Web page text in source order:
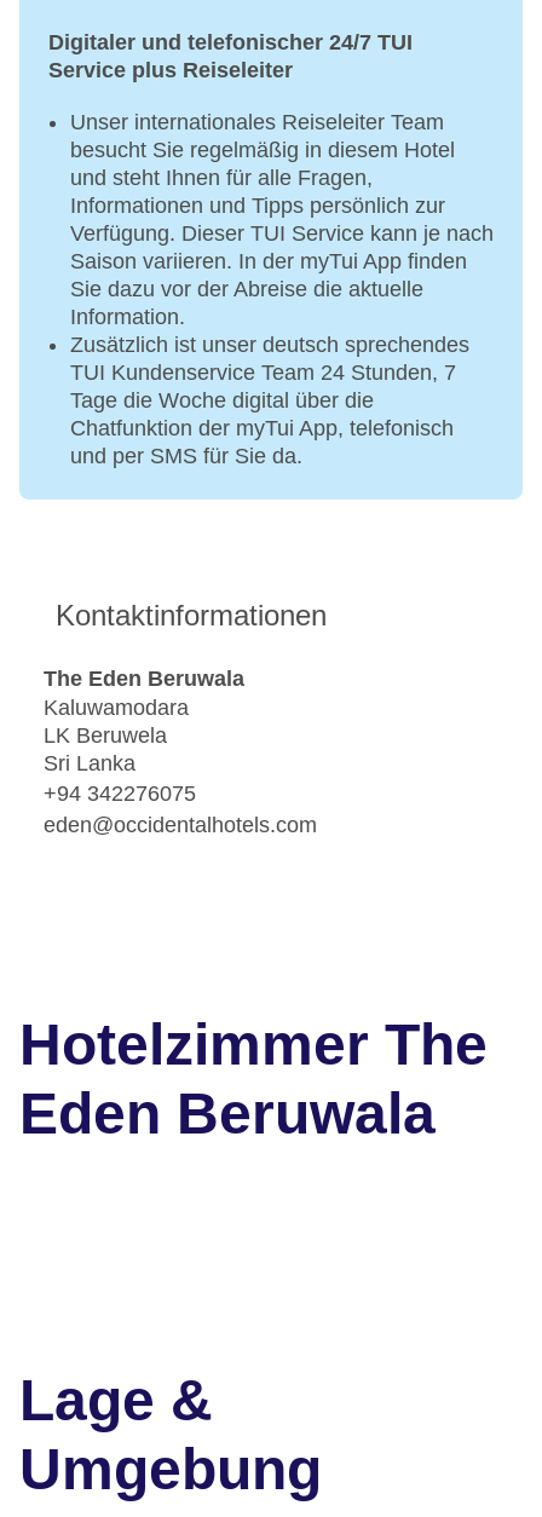
Digitaler und telefonischer 24/7 TUI
Service plus Reiseleiter
Unser internationales Reiseleiter Team
besucht Sie regelmäßig in diesem Hotel
und steht Ihnen für alle Fragen,
Informationen und Tipps persönlich zur
Verfügung. Dieser TUI Service kann je nach
Saison variieren. In der myTui App finden
Sie dazu vor der Abreise die aktuelle
Information.
Zusätzlich ist unser deutsch sprechendes
TUI Kundenservice Team 24 Stunden, 7
Tage die Woche digital über die
Chatfunktion der myTui App, telefonisch
und per SMS für Sie da.
Kontaktinformationen
The Eden Beruwala
Kaluwamodara
LK Beruwela
Sri Lanka
+94 342276075
eden@occidentalhotels.com
Hotelzimmer The
Eden Beruwala
Lage &
Umgebung